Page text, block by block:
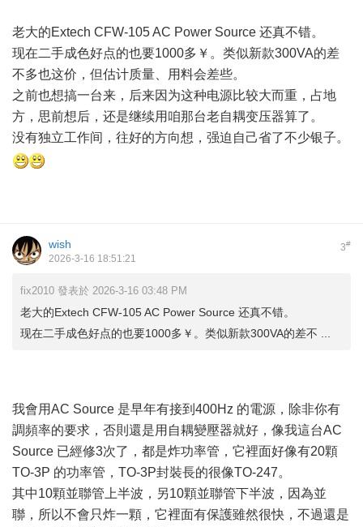
老大的Extech CFW-105 AC Power Source 还真不错。
现在二手成色好点的也要1000多￥。类似新款300VA的差
不多也这价，但估计质量、用料会差些。
之前也想搞一台来，后来因为这种电源比较大而重，占地
方，思前想后，还是继续用咱那台老自耦变压器算了。
没有独立工作间，往好的方向想，强迫自己省了不少银子。
3#
wish
2026-3-16 18:51:21
fix2010 發表於 2026-3-16 03:48 PM
老大的Extech CFW-105 AC Power Source 还真不错。
现在二手成色好点的也要1000多￥。类似新款300VA的差不 ...
我會用AC Source 是早年有接到400Hz 的電源，除非你有
調頻率的要求，否則還是用自耦變壓器就好，像我這台AC
Source 已經修3次了，都是炸功率管，它裡面好像有20顆
TO-3P 的功率管，TO-3P封裝長的很像TO-247。
其中10顆並聯管上半波，另10顆並聯管下半波，因為並
聯，所以不會只炸一顆，它裡面有保護雖然很快，不過還是